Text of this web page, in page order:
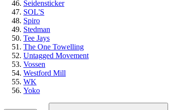
Seidensticker
SOL'S
Spiro
Stedman
Tee Jays
The One Towelling
Untagged Movement
Vossen
Westford Mill
WK
Yoko